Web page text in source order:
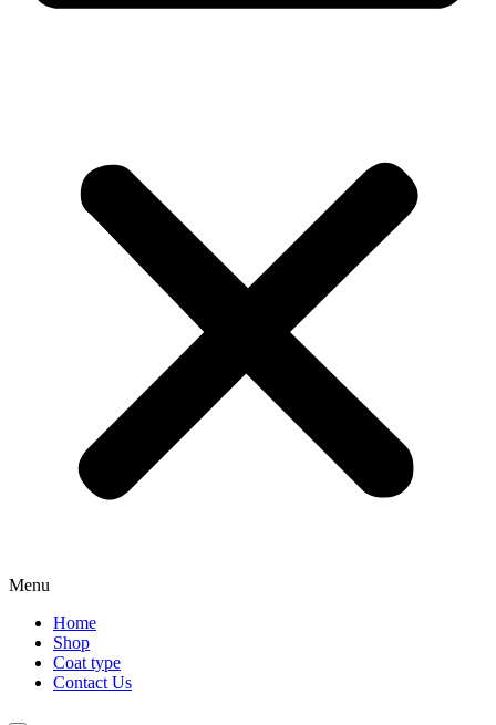
Menu
Home
Shop
Coat type
Contact Us